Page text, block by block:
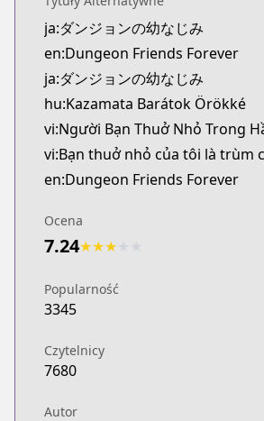
Official Raw
https://comic-walker.com/
Kitsu
Kitsu
https://kitsu.app/manga/63761
CDJapan
CDJapan
https://www.anime-
MangaUpdates
https://
Book☆Walker
https://bookwalker.jp/series/
Official English
https://
ja:ダンジョンの幼なじみ
en:Dungeon Friends Forever
ja:ダンジョンの幼なじみ
hu:Kazamata Barátok Örökké
vi:Người Bạn Thuở Nhỏ Trong
vi:Bạn thuở nhỏ của tôi là trùm
en:Dungeon Friends Forever
Ocena
7.24★★★
Popularność
3345
Czytelnicy
7680
Autor